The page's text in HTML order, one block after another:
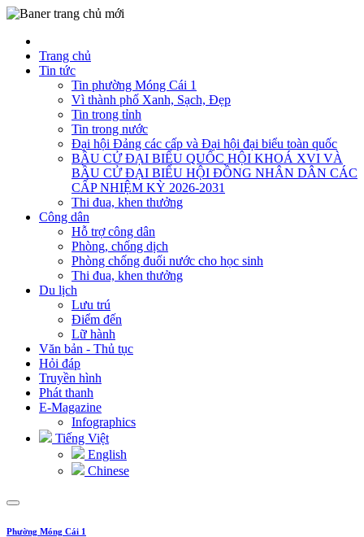
Trang chủ
Tin tức
Tin phường Móng Cái 1
Vì thành phố Xanh, Sạch, Đẹp
Tin trong tỉnh
Tin trong nước
Đại hội Đảng các cấp và Đại hội đại biểu toàn quốc
BẦU CỬ ĐẠI BIỂU QUỐC HỘI KHOÁ XVI VÀ
BẦU CỬ ĐẠI BIỂU HỘI ĐỒNG NHÂN DÂN CÁC
CẤP NHIỆM KỲ 2026-2031
Thi đua, khen thưởng
Công dân
Hỗ trợ công dân
Phòng, chống dịch
Phòng chống đuối nước cho học sinh
Thi đua, khen thưởng
Du lịch
Lưu trú
Điểm đến
Lữ hành
Văn bản - Thủ tục
Hỏi đáp
Truyền hình
Phát thanh
E-Magazine
Infographics
Tiếng Việt
English
Chinese
Phường Móng Cái 1